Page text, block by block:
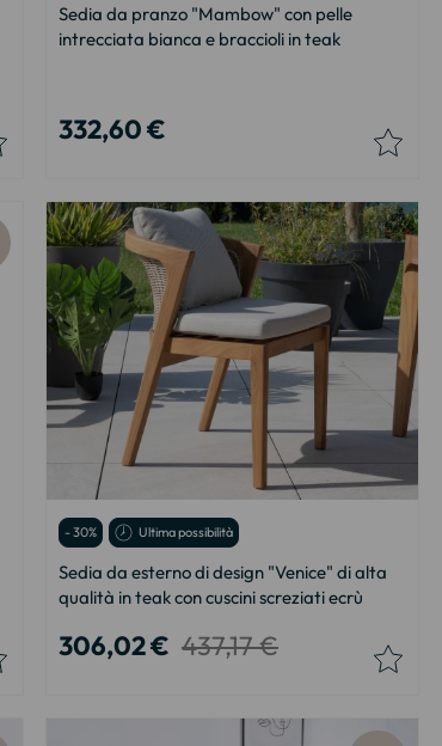
Sedia da pranzo "Mambow" con pelle
intrecciata bianca e braccioli in teak
332,60 €
- 30% Ultima possibilità
Sedia da esterno di design "Venice" di alta
qualità in teak con cuscini screziati ecrù
306,02 € 437,17 €